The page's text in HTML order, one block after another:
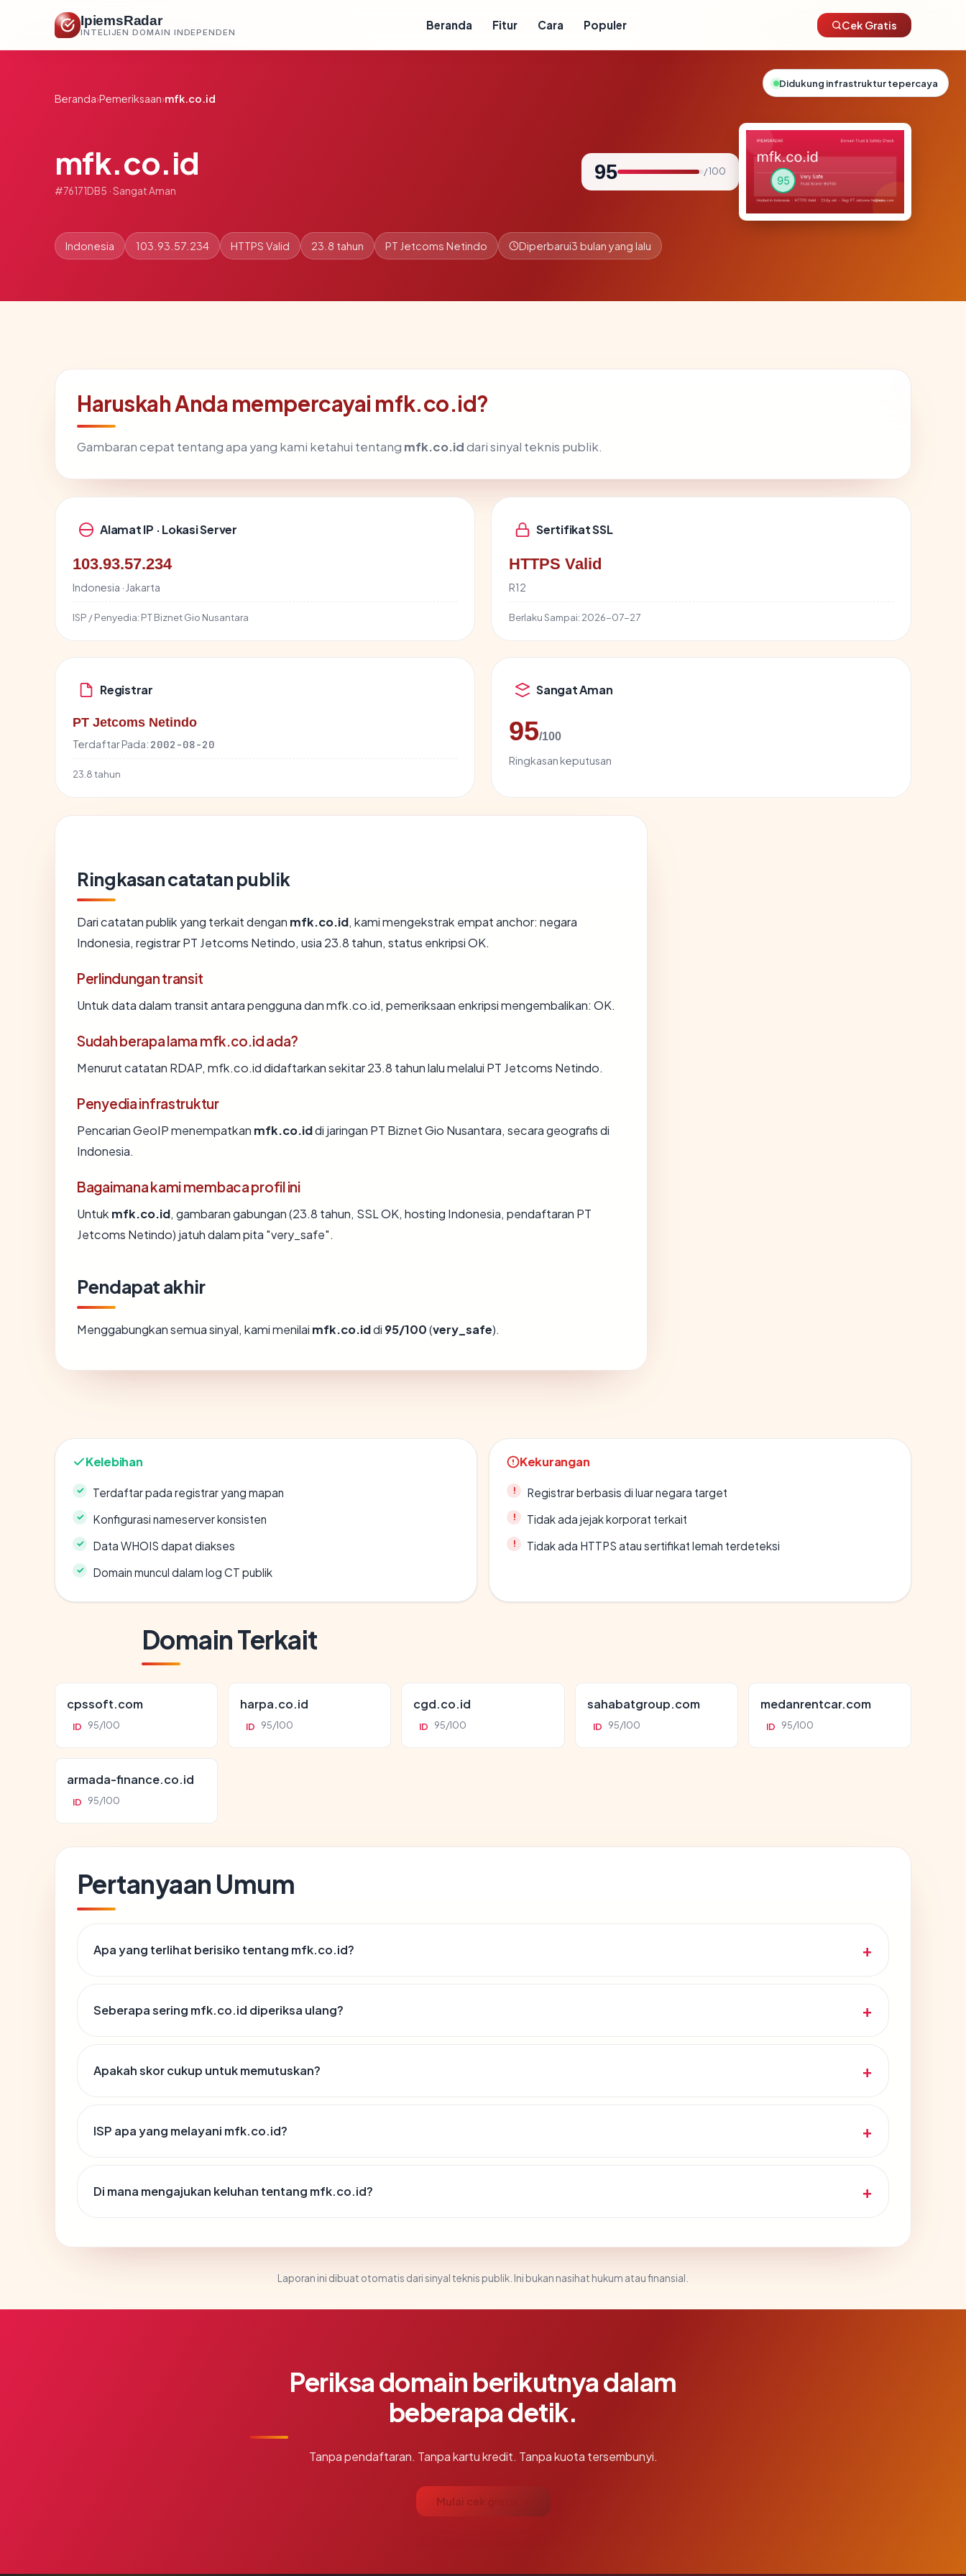
IpiemsRadar
INTELIJEN DOMAIN INDEPENDEN
Beranda Fitur Cara Populer Cek Gratis
Beranda›Pemeriksaan›mfk.co.id
mfk.co.id
#76171DB5 · Sangat Aman
95 / 100
Indonesia 103.93.57.234 HTTPS Valid 23.8 tahun PT Jetcoms Netindo Diperbarui3 bulan yang lalu
Haruskah Anda mempercayai mfk.co.id?
Gambaran cepat tentang apa yang kami ketahui tentang mfk.co.iddari sinyal teknis publik.
Alamat IP · Lokasi Server
103.93.57.234
Indonesia · Jakarta
ISP / Penyedia: PT Biznet Gio Nusantara
Sertifikat SSL
HTTPS Valid
R12
Berlaku Sampai: 2026-07-27
Registrar
PT Jetcoms Netindo
Terdaftar Pada: 2002-08-20
23.8 tahun
Sangat Aman
95/100
Ringkasan keputusan
Ringkasan catatan publik
Dari catatan publik yang terkait dengan mfk.co.id, kami mengekstrak empat anchor: negara
Indonesia, registrar PT Jetcoms Netindo, usia 23.8 tahun, status enkripsi OK.
Perlindungan transit
Untuk data dalam transit antara pengguna dan mfk.co.id, pemeriksaan enkripsi mengembalikan: OK.
Sudah berapa lama mfk.co.id ada?
Menurut catatan RDAP, mfk.co.id didaftarkan sekitar 23.8 tahun lalu melalui PT Jetcoms Netindo.
Penyedia infrastruktur
Pencarian GeoIP menempatkan mfk.co.iddi jaringan PT Biznet Gio Nusantara, secara geografis di
Indonesia.
Bagaimana kami membaca profil ini
Untuk mfk.co.id, gambaran gabungan (23.8 tahun, SSL OK, hosting Indonesia, pendaftaran PT
Jetcoms Netindo) jatuh dalam pita "very_safe".
Pendapat akhir
Menggabungkan semua sinyal, kami menilai mfk.co.iddi 95/100(very_safe).
Kelebihan
Terdaftar pada registrar yang mapan
Konfigurasi nameserver konsisten
Data WHOIS dapat diakses
Domain muncul dalam log CT publik
Kekurangan
Registrar berbasis di luar negara target
Tidak ada jejak korporat terkait
Tidak ada HTTPS atau sertifikat lemah terdeteksi
Domain Terkait
cpssoft.com
ID 95/100
harpa.co.id
ID 95/100
cgd.co.id
ID 95/100
sahabatgroup.com
ID 95/100
medanrentcar.com
ID 95/100
armada-finance.co.id
ID 95/100
Pertanyaan Umum
Apa yang terlihat berisiko tentang mfk.co.id?
Seberapa sering mfk.co.id diperiksa ulang?
Apakah skor cukup untuk memutuskan?
ISP apa yang melayani mfk.co.id?
Di mana mengajukan keluhan tentang mfk.co.id?
Laporan ini dibuat otomatis dari sinyal teknis publik. Ini bukan nasihat hukum atau finansial.
Periksa domain berikutnya dalam
beberapa detik.
Tanpa pendaftaran. Tanpa kartu kredit. Tanpa kuota tersembunyi.
Mulai cek gratis →
Didukung infrastruktur tepercaya